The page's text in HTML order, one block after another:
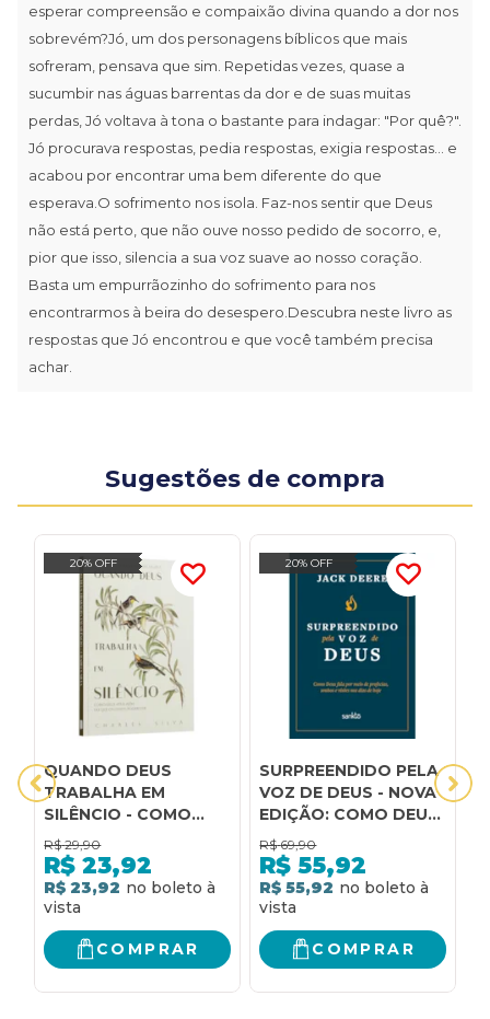
esperar compreensão e compaixão divina quando a dor nos
sobrevém?Jó, um dos personagens bíblicos que mais
sofreram, pensava que sim. Repetidas vezes, quase a
sucumbir nas águas barrentas da dor e de suas muitas
perdas, Jó voltava à tona o bastante para indagar: "Por quê?".
Jó procurava respostas, pedia respostas, exigia respostas... e
acabou por encontrar uma bem diferente do que
esperava.O sofrimento nos isola. Faz-nos sentir que Deus
não está perto, que não ouve nosso pedido de socorro, e,
pior que isso, silencia a sua voz suave ao nosso coração.
Basta um empurrãozinho do sofrimento para nos
encontrarmos à beira do desespero.Descubra neste livro as
respostas que Jó encontrou e que você também precisa
achar.
Sugestões de compra
20% OFF
QUANDO DEUS
TRABALHA EM
SILÊNCIO - COMO
DEUS ATUA ALÉM DO
QUE OS OLHOS
PODEM VER -
CHARLES SILVA
R$ 29,90
R$ 23,92
R$ 23,92
COMPRAR
20% OFF
SURPREENDIDO PELA
VOZ DE DEUS - NOVA
EDIÇÃO: COMO DEUS
FALA POR MEIO DE
PROFECIAS, SONHOS
E VISÕES NOS DIAS
DE HOJE
R$ 69,90
R$ 55,92
R$ 55,92
COMPRAR